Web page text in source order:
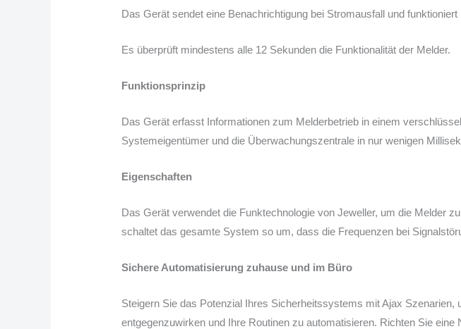
Das Gerät sendet eine Benachrichtigung bei Stromausfall und
Es überprüft mindestens alle 12 Sekunden die Funktionalität der Melder.
Funktionsprinzip
Das Gerät erfasst Informationen zum Melderbetrieb in einem
Systemeigentümer und die Überwachungszentrale in nur wenigen
Eigenschaften
Das Gerät verwendet die Funktechnologie von Jeweller, um die Melder
schaltet das gesamte System so um, dass die Frequenzen bei
Sichere Automatisierung zuhause und im Büro
Steigern Sie das Potenzial Ihres Sicherheitssystems mit Ajax Szenarien,
entgegenzuwirken und Ihre Routinen zu automatisieren. Richten Sie